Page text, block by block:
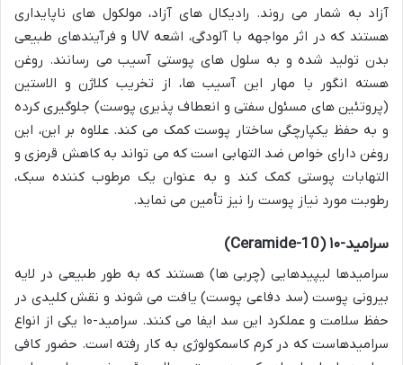
آزاد به شمار می روند. رادیکال های آزاد، مولکول های ناپایداری
هستند که در اثر مواجهه با آلودگی، اشعه UV و فرآیندهای طبیعی
بدن تولید شده و به سلول های پوستی آسیب می رسانند. روغن
هسته انگور با مهار این آسیب ها، از تخریب کلاژن و الاستین
(پروتئین های مسئول سفتی و انعطاف پذیری پوست) جلوگیری کرده
و به حفظ یکپارچگی ساختار پوست کمک می کند. علاوه بر این، این
روغن دارای خواص ضد التهابی است که می تواند به کاهش قرمزی و
التهابات پوستی کمک کند و به عنوان یک مرطوب کننده سبک،
رطوبت مورد نیاز پوست را نیز تأمین می نماید.
سرامید-۱۰ (Ceramide-10)
سرامیدها لیپیدهایی (چربی ها) هستند که به طور طبیعی در لایه
بیرونی پوست (سد دفاعی پوست) یافت می شوند و نقش کلیدی در
حفظ سلامت و عملکرد این سد ایفا می کنند. سرامید-۱۰ یکی از انواع
سرامیدهاست که در کرم کاسمکولوژی به کار رفته است. حضور کافی